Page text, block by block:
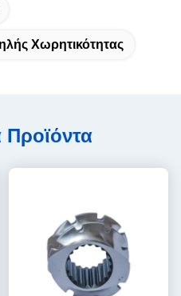
Χωρητικότητας
Προϊόντα